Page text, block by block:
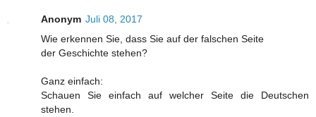
Anonym Juli 08, 2017
Wie erkennen Sie, dass Sie auf der falschen Seite
der Geschichte stehen?
Ganz einfach:
Schauen Sie einfach auf welcher Seite die Deutschen
stehen.